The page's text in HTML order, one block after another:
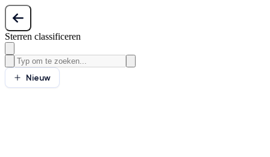
Sterren classificeren
Nieuw